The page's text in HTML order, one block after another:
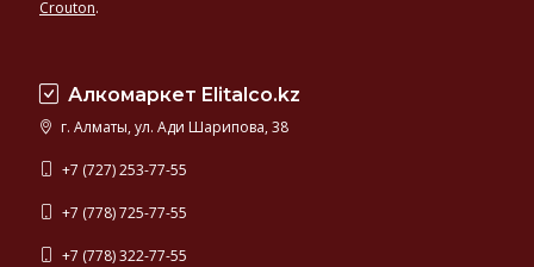
центром
Cognac.
этом
разделе
Crouton.
Алкомаркет Elitalco.kz
г. Алматы, ул. Ади Шарипова, 38
+7 (727) 253-77-55
+7 (778) 725-77-55
+7 (778) 322-77-55